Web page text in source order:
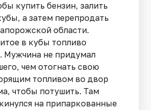
купить бензин, залить
а затем перепродать
области.
в кубы топливо
Мужчина не придумал
чем отогнать свою
топливом во двор
чтобы потушить. Там
на припаркованные